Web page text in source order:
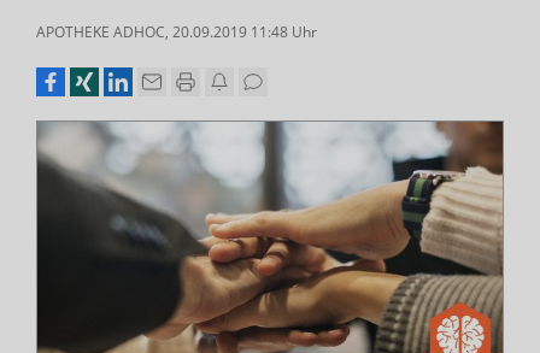
APOTHEKE ADHOC, 20.09.2019 11:48 Uhr